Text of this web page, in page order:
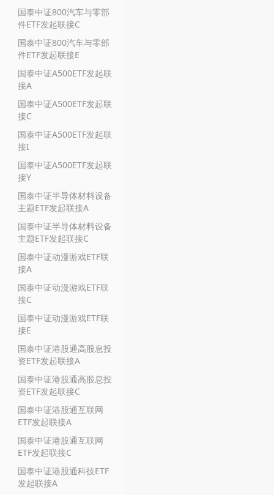
国泰中证800汽车与零部
件ETF发起联接C
国泰中证800汽车与零部
件ETF发起联接E
国泰中证A500ETF发起联
接A
国泰中证A500ETF发起联
接C
国泰中证A500ETF发起联
接I
国泰中证A500ETF发起联
接Y
国泰中证半导体材料设备
主题ETF发起联接A
国泰中证半导体材料设备
主题ETF发起联接C
国泰中证动漫游戏ETF联
接A
国泰中证动漫游戏ETF联
接C
国泰中证动漫游戏ETF联
接E
国泰中证港股通高股息投
资ETF发起联接A
国泰中证港股通高股息投
资ETF发起联接C
国泰中证港股通互联网
ETF发起联接A
国泰中证港股通互联网
ETF发起联接C
国泰中证港股通科技ETF
发起联接A